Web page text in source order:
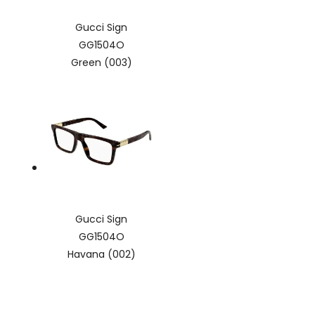
Gucci Sign
GG1504O
Green (003)
Gucci Sign
GG1504O
Havana (002)